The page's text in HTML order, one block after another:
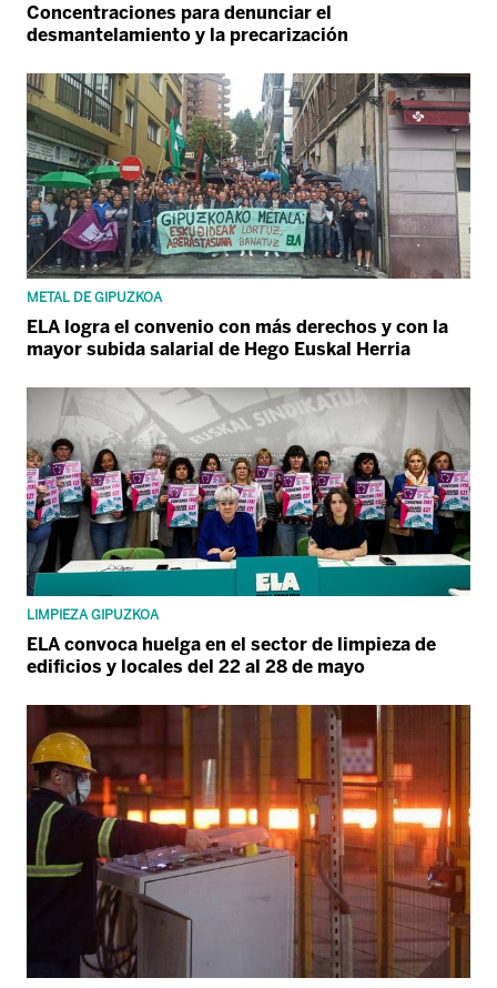
Concentraciones para denunciar el
desmantelamiento y la precarización
METAL DE GIPUZKOA
ELA logra el convenio con más derechos y con la
mayor subida salarial de Hego Euskal Herria
LIMPIEZA GIPUZKOA
ELA convoca huelga en el sector de limpieza de
edificios y locales del 22 al 28 de mayo